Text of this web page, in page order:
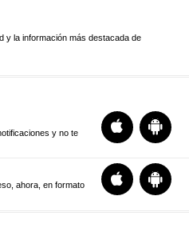
y la información más destacada de
y no te
ahora, en formato